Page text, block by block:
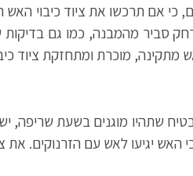
אם תרכשו את ציוד כיבוי האש
סביר מהמבנה, כמו גם בדיקות
מתקינה, מוכרת ומתחזקת ציוד
שתהיו מוגנים בשעת שריפה, יש
האש יגיעו לאש עם הזרנוקים. את